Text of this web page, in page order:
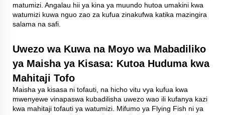
matumizi. Angalau hii ya kina ya muundo hutoa umakini kwa
watumizi kuwa nguo zao za kufua zinakufwa katika mazingira
salama na safi.
Uwezo wa Kuwa na Moyo wa Mabadiliko
ya Maisha ya Kisasa: Kutoa Huduma kwa
Mahitaji Tofo
Maisha ya kisasa ni tofauti, na hicho vitu vya kufua kwa
mwenyewe vinapaswa kubadilisha uwezo wao ili kufanya kazi
kwa mahitaji tofauti ya watumizi. Mifumo ya Flying Fish ni ya